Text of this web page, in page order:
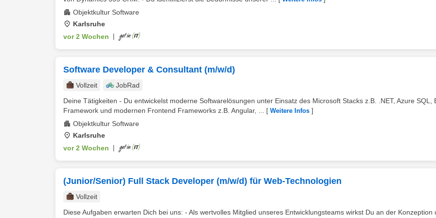
Objektkultur Software
Karlsruhe
vor 2 Wochen
Software Developer & Consultant (m/w/d)
Vollzeit
JobRad
Deine Tätigkeiten - Du entwickelst moderne Softwarelösungen unter Einsatz des Microsoft Stacks z.B. .NET, Azure SQL,
Framework und modernen Frontend Frameworks z.B. Angular, ...
[ Weitere Infos ]
Objektkultur Software
Karlsruhe
vor 2 Wochen
(Junior/Senior) Full Stack Developer (m/w/d) für Web-Technologien
Vollzeit
Diese Aufgaben erwarten Dich bei uns: - Als wertvolles Mitglied unseres Entwicklungsteams wirkst Du an der Konzeption